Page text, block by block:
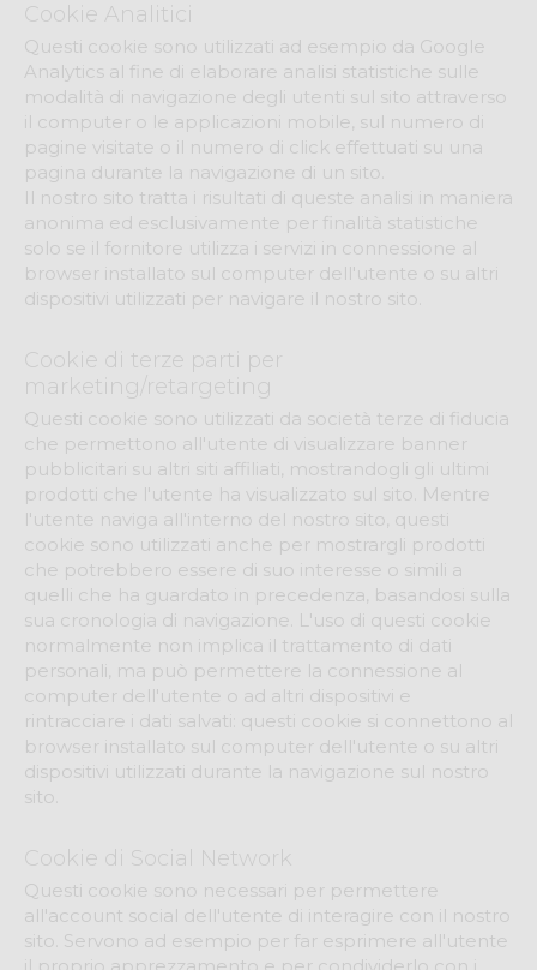
Cookie Analitici
Questi cookie sono utilizzati ad esempio da Google
Analytics al fine di elaborare analisi statistiche sulle
modalità di navigazione degli utenti sul sito attraverso
il computer o le applicazioni mobile, sul numero di
pagine visitate o il numero di click effettuati su una
pagina durante la navigazione di un sito.
Il nostro sito tratta i risultati di queste analisi in maniera
anonima ed esclusivamente per finalità statistiche
solo se il fornitore utilizza i servizi in connessione al
browser installato sul computer dell'utente o su altri
dispositivi utilizzati per navigare il nostro sito.
Cookie di terze parti per
marketing/retargeting
Questi cookie sono utilizzati da società terze di fiducia
che permettono all'utente di visualizzare banner
pubblicitari su altri siti affiliati, mostrandogli gli ultimi
prodotti che l'utente ha visualizzato sul sito. Mentre
l'utente naviga all'interno del nostro sito, questi
cookie sono utilizzati anche per mostrargli prodotti
che potrebbero essere di suo interesse o simili a
quelli che ha guardato in precedenza, basandosi sulla
sua cronologia di navigazione. L'uso di questi cookie
normalmente non implica il trattamento di dati
personali, ma può permettere la connessione al
computer dell'utente o ad altri dispositivi e
rintracciare i dati salvati: questi cookie si connettono al
browser installato sul computer dell'utente o su altri
dispositivi utilizzati durante la navigazione sul nostro
sito.
Cookie di Social Network
Questi cookie sono necessari per permettere
all'account social dell'utente di interagire con il nostro
sito. Servono ad esempio per far esprimere all'utente